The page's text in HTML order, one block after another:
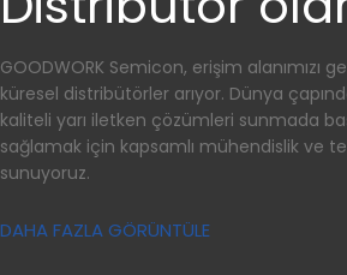
GOODWORK Semicon, erişim alanımızı
küresel distribütörler arıyor. Dünya
kaliteli yarı iletken çözümleri sunmada
sağlamak için kapsamlı mühendislik ve
sunuyoruz.
DAHA FAZLA GÖRÜNTÜLE